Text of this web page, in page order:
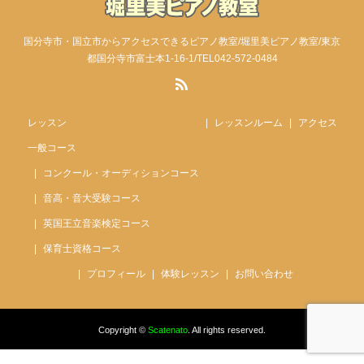
国分寺市・国立市からアクセスできるピアノ教室/堀里美ピアノ教室/東京
都国分寺市富士本1-16-1/TEL042-572-0484
レッスン
一般コース
コンクール・オーディションコース
音高・音大受験コース
英国王立音楽検定コース
保育士資格コース
レッスンルーム アクセス
プロフィール 体験レッスン お問い合わせ
Copyright © Scatenato . All rights reserved.
レッスンコース アクセス 電話 体験レッスン